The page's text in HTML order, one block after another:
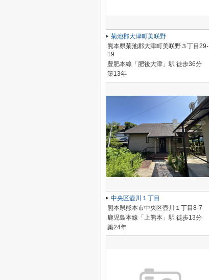
菊池郡大津町美咲野
熊本県菊池郡大津町美咲野３丁目29-
19
豊肥本線「肥後大津」駅 徒歩36分
築13年
中央区壺川１丁目
熊本県熊本市中央区壺川１丁目8-7
鹿児島本線「上熊本」駅 徒歩13分
築24年